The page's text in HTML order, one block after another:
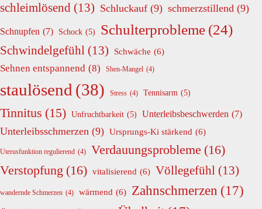
schleimlösend (13) Schluckauf (9) schmerzstillend (9)
Schnupfen (7) Schock (5) Schulterprobleme (24)
Schwindelgefühl (13) Schwäche (6)
Sehnen entspannend (8) Shen-Mangel (4)
staulösend (38) Stress (4) Tennisarm (5)
Tinnitus (15) Unfruchtbarkeit (5) Unterleibsbeschwerden (7)
Unterleibsschmerzen (9) Ursprungs-Ki stärkend (6)
Uterusfunktion regulierend (4) Verdauungsprobleme (16)
Verstopfung (16) vitalisierend (6) Völlegefühl (13)
wandernde Schmerzen (4) wärmend (6) Zahnschmerzen (17)